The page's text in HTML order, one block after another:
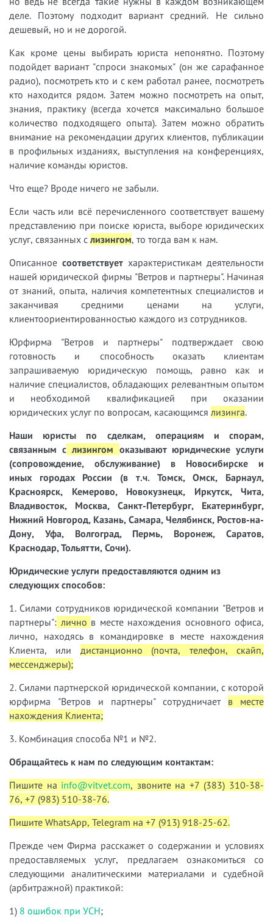
деле. Поэтому подходит вариант средний. Не сильно
дешевый, но и не дорогой.
Как кроме цены выбирать юриста непонятно. Поэтому
подойдет вариант "спроси знакомых" (он же сарафанное
радио), посмотреть кто и с кем работал ранее, посмотреть
кто находится рядом. Затем можно посмотреть на опыт,
знания, практику (всегда хочется максимально большое
количество подходящего опыта). Затем можно обратить
внимание на рекомендации других клиентов, публикации
в профильных изданиях, выступления на конференциях,
наличие команды юристов.
Что еще? Вроде ничего не забыли.
Если часть или всё перечисленного соответствует вашему
представлению при поиске юриста, выборе юридических
услуг, связанных слизингом, то тогда вам к нам.
Описанное соответствует характеристикам деятельности
нашей юридической фирмы "Ветров и партнеры". Начиная
от знаний, опыта, наличия компетентных специалистов и
заканчивая средними ценами на услуги,
клиентоориентированностью каждого из сотрудников.
Юрфирма "Ветров и партнеры" подтверждает свою
готовность и способность оказать клиентам
запрашиваемую юридическую помощь, равно как и
наличие специалистов, обладающих релевантным опытом
и необходимой квалификацией при оказании
юридических услуг по вопросам, касающимся лизинга.
Наши юристы
по сделкам, операциям и спорам,
связанным с лизингом оказывают юридические услуги
(сопровождение, обслуживание) в Новосибирске и
иных городах России (в т.ч. Томск, Омск, Барнаул,
Красноярск, Кемерово, Новокузнецк, Иркутск, Чита,
Владивосток, Москва, Санкт-Петербург, Екатеринбург,
Нижний Новгород, Казань, Самара, Челябинск, Ростов-на-
Дону, Уфа, Волгоград, Пермь, Воронеж, Саратов,
Краснодар, Тольятти, Сочи).
Юридические услуги предоставляются одним из
следующих способов:
1. Силами сотрудников юридической компании "Ветров и
партнеры": лично в месте нахождения основного офиса,
лично, находясь в командировке в месте нахождения
Клиента, или дистанционно (почта, телефон, скайп,
мессенджеры);
2. Силами партнерской юридической компании, с которой
юрфирма "Ветров и партнеры" сотрудничает в месте
нахождения Клиента;
3. Комбинация способа №1 и №2.
Обращайтесь к нам по следующим контактам:
Пишите на info@vitvet.com, звоните на +7 (383) 310-38-
76, +7 (983) 510-38-76.
Пишите WhatsApp, Telegram на +7 (913) 918-25-62.
Прежде чем Фирма расскажет о содержании и условиях
предоставляемых услуг, предлагаем ознакомиться со
следующими аналитическими материалами и судебной
(арбитражной) практикой:
1) 8 ошибок при УСН;